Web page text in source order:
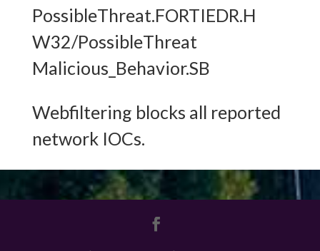
PossibleThreat.FORTIEDR.H
W32/PossibleThreat
Malicious_Behavior.SB
Webfiltering blocks all reported
network IOCs.